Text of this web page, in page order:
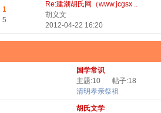
1
5
Re:建潮胡氏网（www.jcgsx ..
胡义文
2012-04-22 16:20
国学常识
主题:10
帖子:18
清明孝亲祭祖
胡氏文学